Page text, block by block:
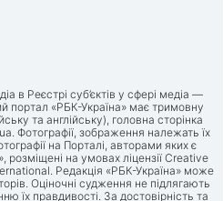
в Реєстрі суб’єктів у сфері медіа —
портал «РБК-Україна» має тримовну
та англійську), головна сторінка
. Фотографії, зображення належать їх
на Порталі, авторами яких є
розміщені на умовах ліцензії Creative
Редакція «РБК-Україна» може
Оціночні судження не підлягають
їх правдивості. За достовірність та